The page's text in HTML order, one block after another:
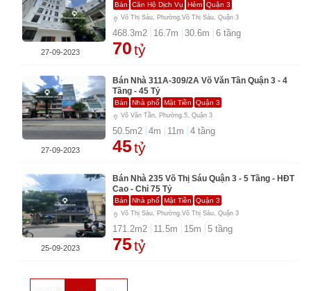
Bán Căn Hộ Dịch Vụ Hẻm Quận 3
Võ Thị Sáu, Phường.Võ Thị Sáu, Quận 3
468.3m2 16.7m 30.6m 6 tầng
70tỷ
27-09-2023
Bán Nhà 311A-309/2A Võ Văn Tần Quận 3 - 4
Tầng - 45 Tỷ
Bán Nhà phố Mặt Tiền Quận 3
Võ Văn Tần, Phường.5, Quận 3
50.5m2 4m 11m 4 tầng
45tỷ
27-09-2023
Bán Nhà 235 Võ Thị Sáu Quận 3 - 5 Tầng - HĐT
Cao - Chỉ 75 Tỷ
Bán Nhà phố Mặt Tiền Quận 3
Võ Thị Sáu, Phường.Võ Thị Sáu, Quận 3
171.2m2 11.5m 15m 5 tầng
75tỷ
25-09-2023